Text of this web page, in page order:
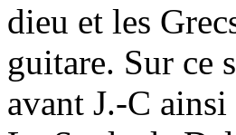
dieu et les
guitare. Sur ce
avant J.-C